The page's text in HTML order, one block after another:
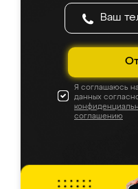
Я соглашаюсь
данных
соглашению